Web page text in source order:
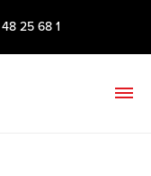
25 68 1